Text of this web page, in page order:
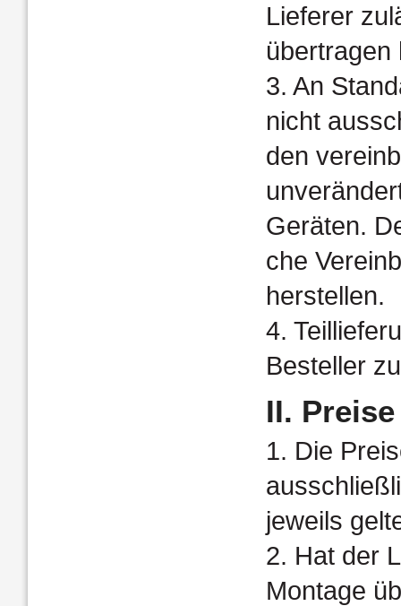
Lieferer
übertragen
3. An
nicht
den
Geräten.
che
herstellen.
4.
Besteller
II.
1. Die
jeweils
2. Hat der
Montage